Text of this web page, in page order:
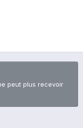
peut plus recevoir